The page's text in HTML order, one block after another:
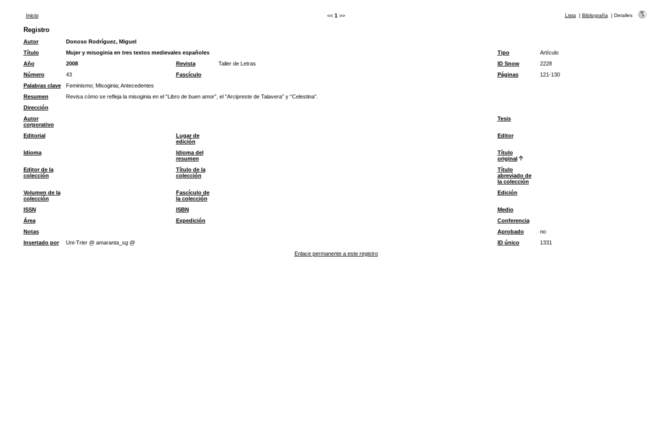
Inicio << 1 >> Lista | Bibliografía | Detalles
Registro
Autor
Donoso Rodríguez, Miguel
Título
Mujer y misoginia en tres textos medievales españoles Tipo
Artículo
Año
2008 Revista Taller de Letras ID Snow
2228
Número
43 Fascículo Páginas
121-130
Palabras clave
Feminismo; Misoginia; Antecedentes
Resumen
Revisa cómo se refleja la misoginia en el “Libro de buen amor”, el “Arcipreste de Talavera” y “Celestina”.
Dirección
Autor
corporativo
Tesis
Editorial
Lugar de
edición
Editor
Idioma
Idioma del
resumen
Título
original
Editor de la
colección
Título de la
colección
Título
abreviado de
la colección
Volumen de la
colección
Fascículo de
la colección
Edición
ISSN ISBN
Medio
Área
Expedición
Conferencia
Notas
Aprobado
no
Insertado por
Uni-Trier @ amaranta_sg @ ID único
1331
Enlace permanente a este registro